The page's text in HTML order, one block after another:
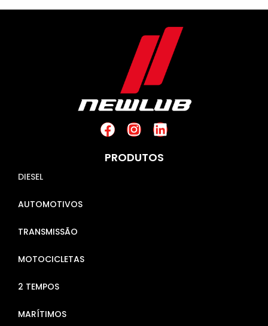
PRODUTOS
DIESEL
AUTOMOTIVOS
TRANSMISSÃO
MOTOCICLETAS
2 TEMPOS
MARÍTIMOS